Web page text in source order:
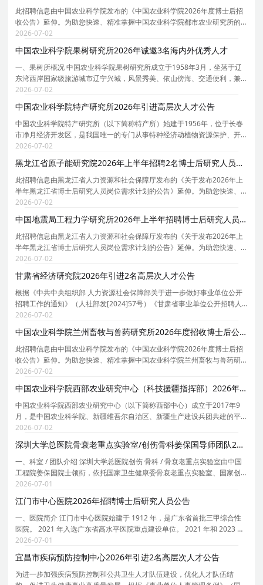
此招聘信息由中国农业科学院发布的《中国农业科学院2026年度博士后招
收公告》延伸。为助您快速、精准掌握中国农业科学院都市农业研究所的
招聘详情， 现特别针对中国农业科学院都市农业研究所的岗位信息与报考
要点单独说明。 为保证您获取的招聘信息完整且准
2026-07-02
中国农业科学院果树研究所2026年诚邀3名海内外优秀人才
一、果树所概况 中国农业科学院果树研究所成立于1958年3月，坐落于辽
东湾西岸国家级旅游城市辽宁兴城，风景秀美、依山傍海、交通便利，兼
具科研环境与区域辐射优势。 果树所是以苹果、梨、桃和葡萄等果树为研
究对象的国家级科研机构，是由农业农村部举办、中
2026-07-02
中国农业科学院特产研究所2026年引进高层次人才公告
中国农业科学院特产研究所（以下简称特产所）始建于1956年，位于长春
市净月经济开发区，是我国唯一的专门从事特种经济动植物资源保护、开
发与利用的综合性农业科研机构。 特产所以珍贵、稀有、经济价值高的特
种经济动植物为主要研究对象，如梅花鹿、马鹿、貂
2026-07-02
黑龙江省原子能研究院2026年上半年招聘2名博士后研究人员公告
此招聘信息由黑龙江省人力资源和社会保障厅发布的《关于发布2026年上
半年黑龙江省博士后研究人员岗位需求计划的公告》延伸。为助您快速、
精准掌握黑龙江省原子能研究院的招聘详情 ，现特别针对黑龙江省原子能
研究院的岗位信息与报考要点单独说明。 为保证您
2026-07-02
中国地震局工程力学研究所2026年上半年招聘博士后研究人员公告
此招聘信息由黑龙江省人力资源和社会保障厅发布的《关于发布2026年上
半年黑龙江省博士后研究人员岗位需求计划的公告》延伸。为助您快速、
精准掌握中国地震局工程力学研究所的招聘详情， 现特别针对中国地震局
工程力学研究所的岗位信息与报考要点单独说明。
2026-07-02
甘肃省经济研究院2026年引进2名高层次人才公告
根据《中共中央组织部 人力资源社会保障部关于进一步做好事业单位公开
招聘工作的通知》（人社部发[2024]57号）《甘肃省事业单位公开招聘人
员暂行办法》（甘办发[2011]22号）《关于省直事业单位引进高层次和急
需紧缺人才相关工作的补充通知》（甘组通字[2019]
2026-07-02
中国农业科学院兰州畜牧与兽药研究所2026年度招收博士后公告
此招聘信息由中国农业科学院发布的《中国农业科学院2026年度博士后招
收公告》延伸。为助您快速、精准掌握中国农业科学院兰州畜牧与兽药研
究所的招聘详情， 现特别针对中国农业科学院兰州畜牧与兽药研究所的岗
位信息与报考要点单独说明。 为保证您获取的招聘
2026-07-02
中国农业科学院西部农业研究中心（科技援疆指挥部）2026年引进高层次人才公告
中国农业科学院西部农业研究中心（以下简称西部中心）成立于2017年9
月，是中国农业科学院、新疆维吾尔自治区、新疆生产建设兵团共建的平
台性、应用性、综合性农业科学研究机构。2022年6月，中国农业科学院推
进落实举院援疆战略，在西部中心加挂中国农业科学
2026-07-02
深圳大学总医院骨衰老重点实验室/创伤骨科姜保国导师团队2026年招聘博士后公告（长期有效）
一、科室 / 团队介绍 深圳大学总医院创伤 骨科 / 骨衰老重点实验室由中国
工程院姜保国院士领衔，依托国家卫生健康委骨衰老重点实验室、国家创
伤医学中心和深圳市创伤救治临床医学研究中心平台。该团队由中国工程
院院士姜保国领衔，主要聚焦于创伤救治体系、
2026-07-01
江门市中心医院2026年招聘博士后研究人员公告
一、医院简介 江门市中心医院始建于 1912 年，是广东省首批三甲综合性
医院。 2021 年入选广东省高水平医院重点建设单位。 2021 年和 2023 年
度在全国三级公立医院绩效监测中获 A+ 等级，位居全国三级综合医院前
10% 。 2022 年顺利通过三甲医院等级复审。 医
2026-07-01
宜昌市疾病预防控制中心2026年引进2名高层次人才公告
为进一步加强疾病预防控制和公共卫生人才队伍建设，优化人才队伍结